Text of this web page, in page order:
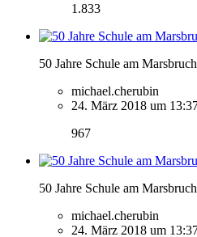
1.833
50 Jahre Schule am Marsbruch
michael.cherubin
24. März 2018 um
967
50 Jahre Schule am Marsbruch
michael.cherubin
24. März 2018 um